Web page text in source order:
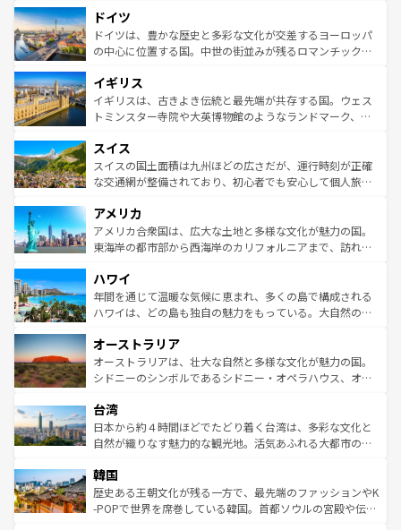
せる。地方によって風土や気候が異なるスペインはその個
性で訪れる人を魅了する。 なお、新着のスペイン情報は コ
ンテンツ一覧を参照してほしい。
で、幅広い魅力が詰まっている。華麗な宮殿、歴史的な大
聖堂、美しいビーチ、そして豊かな自然が、訪れる者を心
から魅了する。また、フランスは美食の国としても知ら
いる。シャンパンの発祥地であるランス、プロヴァンスの
香り高いラベンダー畑など、多彩な楽しみ方が可能だ。さ
らに、パリ以外の地域にも魅力が溢れており、どの街角に
れる地方に足を運ぶとそれぞれで全く異なる文化を体験で
きるだろう。 なお、新着のフランス情報はコンテンツ一覧
を参照してほしい。
ドイツ
ドイツは、豊かな歴史と多彩な文化が交差するヨーロッパ
の中心に位置する国。中世の街並みが残るロマンチック街
顔を持つこの国は、どこを歩いても飽きることがない。ベ
ルリンの文化的活気、バイエルン州のアルプスの絶景、そ
してライン川沿いのワイン畑といった風景は必見。ビール
は、お酒好きな人にはぜひ体験してほしい。 なお、新着の
ドイツ情報はコンテンツ一覧を参照してほしい。
イギリス
イギリスは、古きよき伝統と最先端が共存する国。ウェス
トミンスター寺院や大英博物館のようなランドマーク、歴
リアごとに異なる魅力がある。また、優雅なアフタヌーン
ティー、ビール好きにはたまらない英国パブ、サッカー観
戦など、本場だからこそできる体験も豊富。イギリスを旅
ンツ一覧を参照してほしい。
スイス
スイスの国土面積は九州ほどの広さだが、運行時刻が正確
な交通網が整備されており、初心者でも安心して個人旅行
の建物がそのまま残る町や、スイスならではのユニークな
博物館もあり、アルプス観光だけでなく町歩きも満喫する
ことができる。国民の所得が高いため物価も高いが、旅行
ば市内交通費無料で観光を楽しむこともできる。 なお、新
着のスイス情報はコンテンツ一覧 を参照してほしい。
アメリカ
アメリカ合衆国は、広大な土地と多様な文化が魅力の国。
東海岸の都市部から西海岸のカリフォルニアまで、訪れる
のような巨大都市は、観光、ショッピング、エンターテイ
ンメントが詰まった刺激的なスポットだ。一方、アメリカ
西部には大自然が広がり、グランドキャニオンやイエロー
部のニューオーリンズでは、音楽と美食が融合した独特の
文化が魅力。旅行者はアメリカの各地域で異なる魅力を楽
しみながら、その多様性と豊かな歴史を感じることができ
ならではの贅沢な旅のスタイルだ。 なお、新着のアメリカ
情報はコンテンツ一覧を参照してほしい。
ハワイ
年間を通じて温暖な気候に恵まれ、多くの島で構成される
ハワイは、どの島も独自の魅力をもっている。大自然の神
ワイ島は見逃せない。また、定番の観光地といえばオアフ
島だが、静かな自然を求めるならマウイ島やカウアイ島が
おすすめ。エメラルドグリーンに輝く海をはじめ、豊かな
れるおもてなしの心で訪れる人々を迎えてくれるハワイの
人々、おいしいローカルフードやハワイアンミュージッ
ク、伝統的なフラダンスなど、すべてがハワイの魅力を彩
ワイを、存分に味わってほしい。 なお、新着のハワイ情報
はコンテンツ一覧を参照してほしい。
オーストラリア
オーストラリアは、壮大な自然と多様な文化が魅力の国。
シドニーのシンボルであるシドニー・オペラハウス、オー
リアリーフや大陸中央部にそびえるウルル（エアーズロッ
ク）、タスマニアの美しい原生林やケアンズの熱帯雨林な
ど、見どころがたくさん。また、カフェやワイン、オージ
いる。アクティビティも充実しており、サーフィンやダイ
ビング、ハイキングなど、アウトドア好きにはたまらな
い。オーストラリアの多彩な魅力を存分に味わいつくそ
台湾
日本から約４時間ほどでたどり着く台湾は、多彩な文化と
自然が織りなす魅力的な観光地。活気あふれる大都市の台
ン）、静ひつな山岳地帯である台湾東部など、都市の喧騒
と山間の静けさが共存しており、訪れる人に新しい発見と
驚きをもたらしてくれる。また、奥深い台湾の食文化も魅
韓国
歴史ある王朝文化が残る一方で、最先端のファッションやK
-POPで世界を席巻している韓国。首都ソウルの宮殿や伝統